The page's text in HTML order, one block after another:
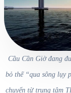
Cầu Cần Giờ đang
bỏ thế “qua sông lụy
chuyển từ trung tâm